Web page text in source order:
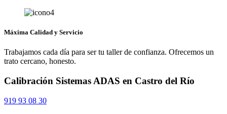
Máxima Calidad y Servicio
Trabajamos cada día para ser tu taller de confianza. Ofrecemos un
trato cercano, honesto.
Calibración Sistemas ADAS en Castro del Río
919 93 08 30